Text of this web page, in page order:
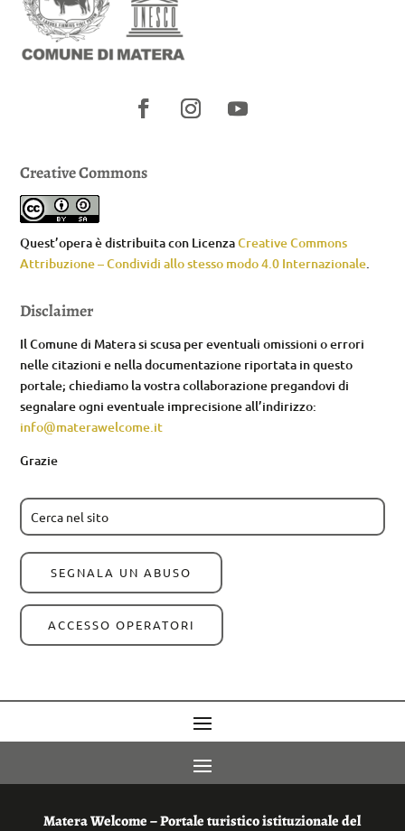
Creative Commons
Quest’opera è distribuita con LicenzaCreative Commons
Attribuzione – Condividi allo stesso modo 4.0 Internazionale
Disclaimer
Il Comune di Matera si scusa per eventuali omissioni o errori
nelle citazioni e nella documentazione riportata in questo
portale; chiediamo la vostra collaborazione pregandovi di
segnalare ogni eventuale imprecisione all’indirizzo:
info@materawelcome.it
Grazie
SEGNALA UN ABUSO
ACCESSO OPERATORI
Matera Welcome – Portale turistico istituzionale del